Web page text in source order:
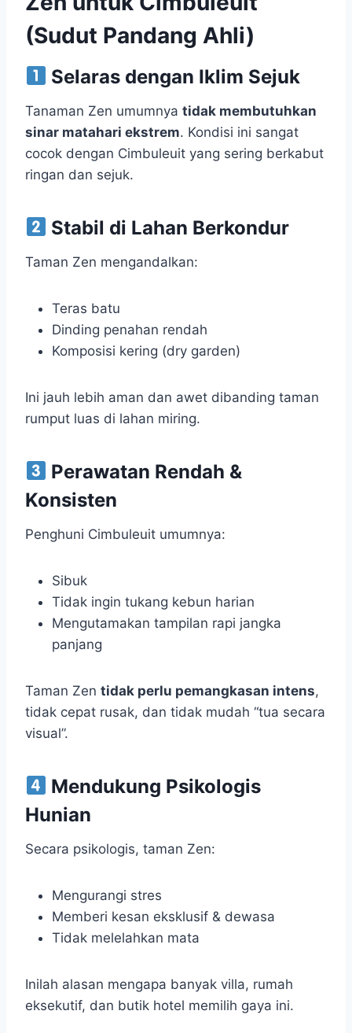
(Sudut Pandang Ahli)
Selaras dengan Iklim Sejuk
Tanaman Zen umumnya tidak membutuhkan
sinar matahari ekstrem. Kondisi ini sangat
cocok dengan Cimbuleuit yang sering berkabut
ringan dan sejuk.
Stabil di Lahan Berkondur
Taman Zen mengandalkan:
Teras batu
Dinding penahan rendah
Komposisi kering (dry garden)
Ini jauh lebih aman dan awet dibanding taman
rumput luas di lahan miring.
Perawatan Rendah &
Konsisten
Penghuni Cimbuleuit umumnya:
Sibuk
Tidak ingin tukang kebun harian
Mengutamakan tampilan rapi jangka
panjang
Taman Zen tidak perlu pemangkasan intens,
tidak cepat rusak, dan tidak mudah “tua secara
visual”.
Mendukung Psikologis
Hunian
Secara psikologis, taman Zen:
Mengurangi stres
Memberi kesan eksklusif & dewasa
Tidak melelahkan mata
Inilah alasan mengapa banyak villa, rumah
eksekutif, dan butik hotel memilih gaya ini.